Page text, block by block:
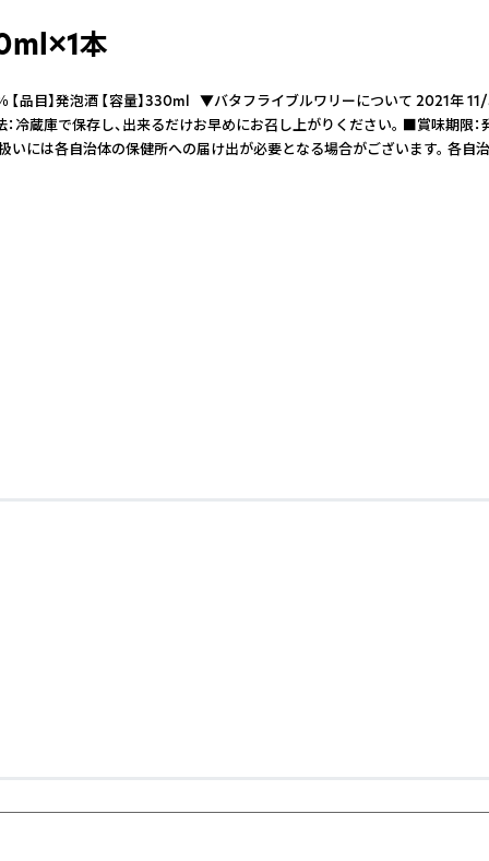
本
目】発泡酒 【容量】330ml ▼バタフライブルワリーについて
蔵庫で保存し、出来るだけお早めにお召し上がりください。 ■
には各自治体の保健所への届け出が必要となる場合がございます。 各自